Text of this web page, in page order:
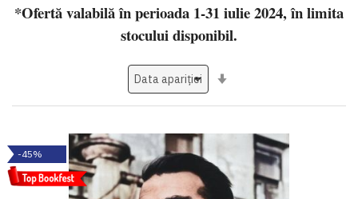
*Ofertă valabilă în perioada 1-31 iulie 2024, în limita
stocului disponibil.
-45%